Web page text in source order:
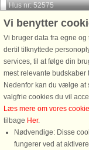
Hus nr: 52575
Rømø/Kongsmark
16 personer, 220 m²
300 m til kyst.
16-personers
swimmingpool, spabad
beliggende nær havet på
hyggelige ferieø Rømø.
med hele familien eller
venner, er pladsen ofte i
Vi benytter
Vi bruger data fra egne
dertil tilknyttede
services, til at følge din
mest relevante budskaber
Nedenfor kan du vælge at
valgfrie cookies du vil
Læs mere om vores
tilbage Her.
Nødvendige: Disse
fungerer ved at